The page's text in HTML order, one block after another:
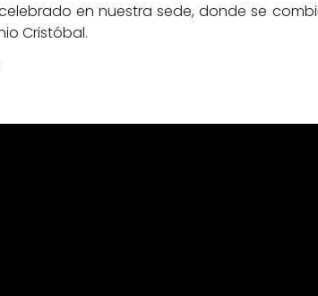
en nuestra sede, donde se
Cristóbal.